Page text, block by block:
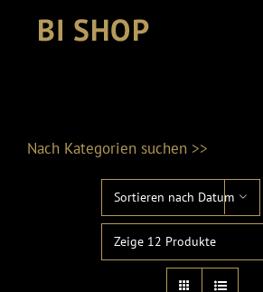
Nach Kategorien suchen >>
Produktkategorien
Sortieren nach Datum
Zeige 12 Produkte